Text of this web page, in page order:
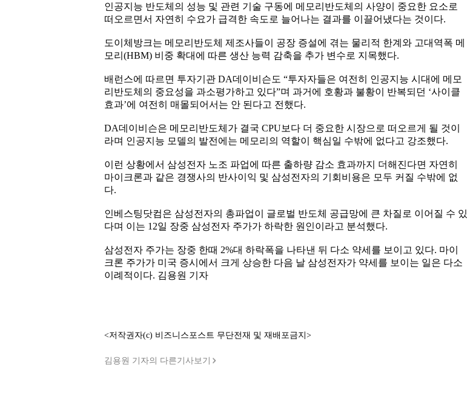
인공지능 반도체의 성능 및 관련 기술 구동에 메모리반도체의 사양이 중요한 요소로
떠오르면서 자연히 수요가 급격한 속도로 늘어나는 결과를 이끌어냈다는 것이다.
도이체방크는 메모리반도체 제조사들이 공장 증설에 겪는 물리적 한계와 고대역폭 메
모리(HBM) 비중 확대에 따른 생산 능력 감축을 추가 변수로 지목했다.
배런스에 따르면 투자기관 DA데이비슨도 “투자자들은 여전히 인공지능 시대에 메모
리반도체의 중요성을 과소평가하고 있다”며 과거에 호황과 불황이 반복되던 ‘사이클
효과’에 여전히 매몰되어서는 안 된다고 전했다.
DA데이비슨은 메모리반도체가 결국 CPU보다 더 중요한 시장으로 떠오르게 될 것이
라며 인공지능 모델의 발전에는 메모리의 역할이 핵심일 수밖에 없다고 강조했다.
이런 상황에서 삼성전자 노조 파업에 따른 출하량 감소 효과까지 더해진다면 자연히
마이크론과 같은 경쟁사의 반사이익 및 삼성전자의 기회비용은 모두 커질 수밖에 없
다.
인베스팅닷컴은 삼성전자의 총파업이 글로벌 반도체 공급망에 큰 차질로 이어질 수 있
다며 이는 12일 장중 삼성전자 주가가 하락한 원인이라고 분석했다.
삼성전자 주가는 장중 한때 2%대 하락폭을 나타낸 뒤 다소 약세를 보이고 있다. 마이
크론 주가가 미국 증시에서 크게 상승한 다음 날 삼성전자가 약세를 보이는 일은 다소
이례적이다. 김용원 기자
<저작권자(c) 비즈니스포스트 무단전재 및 재배포금지>
김용원 기자의 다른기사보기